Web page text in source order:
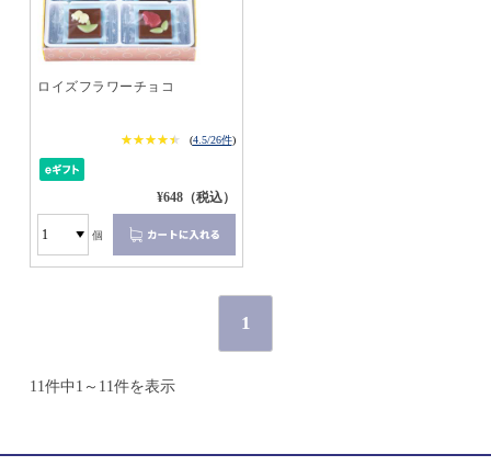
ロイズフラワーチョコ
★★★★★
★★★★★ (4.5/26件)
¥648（税込）
個
1
11件中1～11件を表示